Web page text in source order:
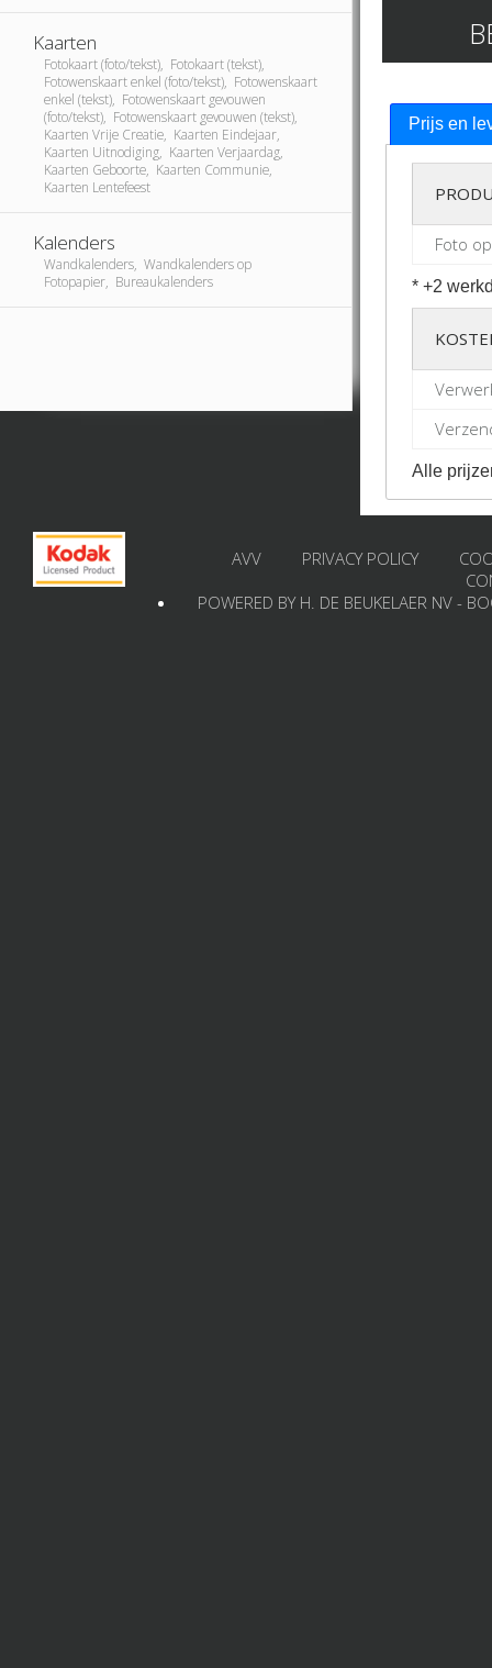
Kaarten
Fotokaart (foto/tekst), Fotokaart (tekst),
Fotowenskaart enkel (foto/tekst), Fotowenskaart
enkel (tekst), Fotowenskaart gevouwen
(foto/tekst), Fotowenskaart gevouwen (tekst),
Kaarten Vrije Creatie, Kaarten Eindejaar,
Kaarten Uitnodiging, Kaarten Verjaardag,
Kaarten Geboorte, Kaarten Communie,
Kaarten Lentefeest
Kalenders
Wandkalenders, Wandkalenders op
Fotopapier, Bureaukalenders
Prijs en
Foto
* +2
Alle
AVV PRIVACY POLICY
POWERED BY H. DE BEUKELAER NV -